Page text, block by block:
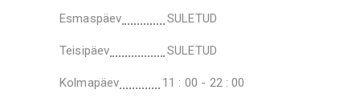
Esmaspäev SULETUD
Teisipäev SULETUD
Kolmapäev 11 : 00 - 22 : 00